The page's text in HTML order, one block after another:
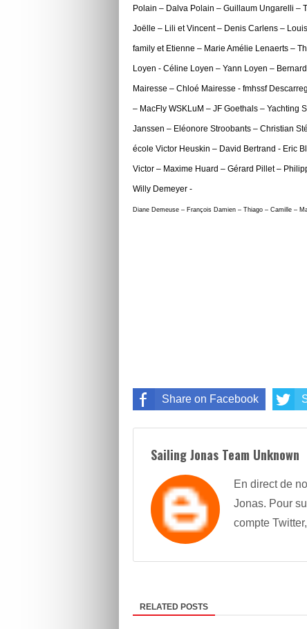
Polain – Dalva Polain – Guillaum Ungarelli –
Joëlle – Lili et Vincent – Denis Carlens –
family et Etienne – Marie Amélie Lenaerts –
Loyen - Céline Loyen – Yann Loyen –
Mairesse – Chloé Mairesse - fmhssf
– MacFly WSKLuM – JF Goethals – Yachting
Janssen – Eléonore Stroobants – Christian
école Victor Heuskin – David Bertrand - Eric
Victor – Maxime Huard – Gérard Pillet –
Willy Demeyer -
Diane Demeuse – François Damien – Thiago – Camille –
Share on Facebook
Sailing Jonas Team Unknown
En direct de
Jonas. Pour
compte
RELATED POSTS